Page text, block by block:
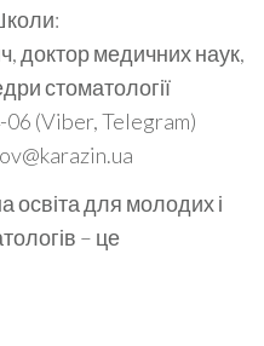
доктор медичних наук,
стоматології
(Viber, Telegram)
освіта для молодих і
– це